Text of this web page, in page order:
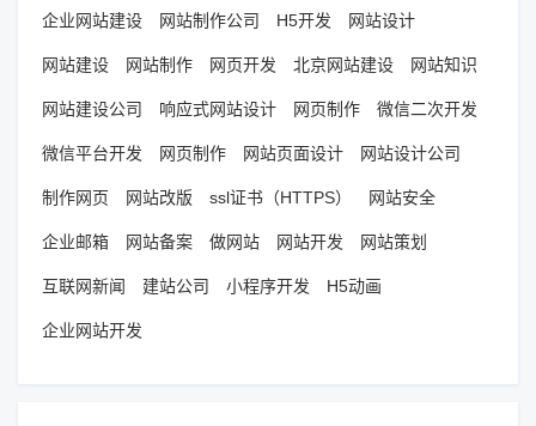
企业网站建设 网站制作公司 H5开发 网站设计
网站建设 网站制作 网页开发 北京网站建设 网站知识
网站建设公司 响应式网站设计 网页制作 微信二次开发
微信平台开发 网页制作 网站页面设计 网站设计公司
制作网页 网站改版 ssl证书（HTTPS） 网站安全
企业邮箱 网站备案 做网站 网站开发 网站策划
互联网新闻 建站公司 小程序开发 H5动画
企业网站开发